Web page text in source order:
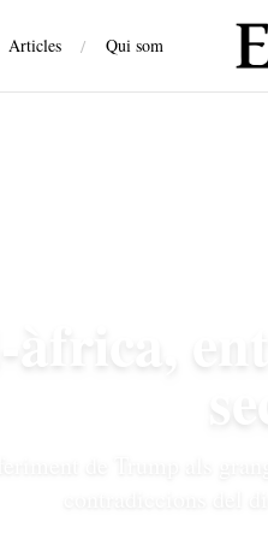
Articles / Qui som
àfrica,